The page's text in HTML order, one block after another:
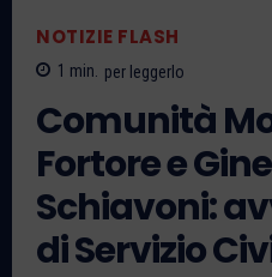
NOTIZIE FLASH
1 min. per leggerlo
Comunità
Fortore e
Schiavoni:
di Servizio